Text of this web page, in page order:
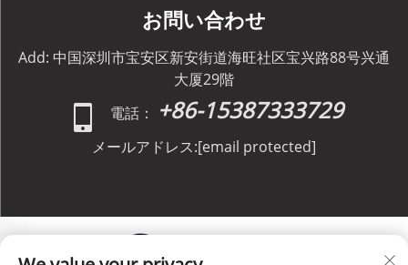
お問い合わせ
Add: 中国深圳市宝安区新安街道海旺社区宝兴路88号兴通
大厦29階
電話：
+86-15387333729
メールアドレス:[email protected]